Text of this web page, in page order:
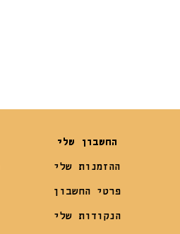
החשבון שלי
ההזמנות שלי
פרטי החשבון
הנקודות שלי